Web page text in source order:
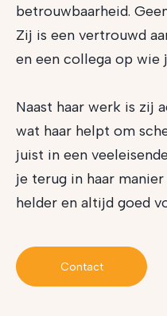
betrouwbaarheid.
Zij is een vertrouwd
en een collega op wie
Naast haar werk is zij
wat haar helpt om
juist in een
je terug in haar
helder en altijd goed
Contact